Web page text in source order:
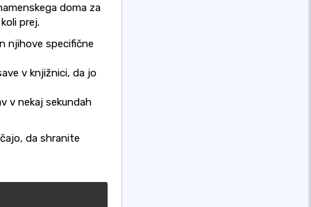
doma za
prej.
njihove specifične
v knjižnici, da jo
v nekaj sekundah
da shranite